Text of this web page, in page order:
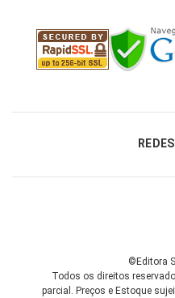
©Editora
Todos os direitos
parcial. Preços e Estoque